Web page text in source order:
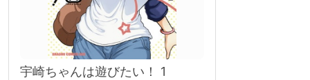
宇崎ちゃんは遊びたい！ 1